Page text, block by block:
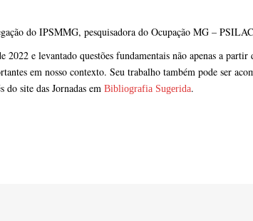
do IPSMMG, pesquisadora do Ocupação MG –
e levantado questões fundamentais não apenas a partir
em nosso contexto. Seu trabalho também pode ser
do site das Jornadas emBibliografia Sugerida.